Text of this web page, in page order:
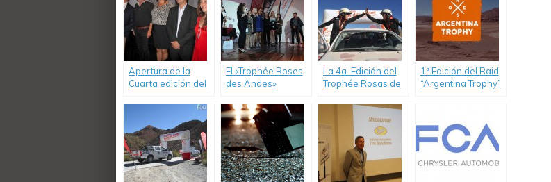
Apertura de la
Cuarta edición del
los Andes 2017»,
único Rally 100%
femenino
El «Trophée Roses
des Andes»
ganadoras y
demás equipos
participantes
La 4a. Edición del
Trophée Rosas de
desde Salta el16
de Abril 2017
1ª Edición del Raid
“Argentina Trophy”
universitarios